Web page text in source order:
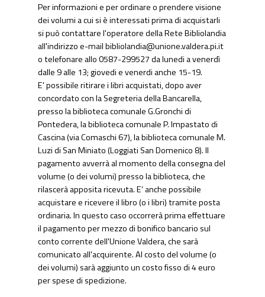
Per informazioni e per ordinare o prendere visione
dei volumi a cui si è interessati prima di acquistarli
si può contattare l'operatore della Rete Bibliolandia
all'indirizzo e-mailbibliolandia@unione.valdera.pi.it
o telefonare allo 0587-299527 da lunedi a venerdì
dalle 9 alle 13; giovedi e venerdi anche 15-19.
E' possibile ritirare i libri acquistati, dopo aver
concordato con la Segreteria della Bancarella,
presso la biblioteca comunale G.Gronchi di
Pontedera, la biblioteca comunale P. Impastato di
Cascina (via Comaschi 67), la biblioteca comunale M.
Luzi di San Miniato (Loggiati San Domenico 8). Il
pagamento avverrà al momento della consegna del
volume (o dei volumi) presso la biblioteca, che
rilascerà apposita ricevuta. E’ anche possibile
acquistare e ricevere il libro (o i libri) tramite posta
ordinaria. In questo caso occorrerà prima effettuare
il pagamento per mezzo di bonifico bancario sul
conto corrente dell'Unione Valdera, che sarà
comunicato all'acquirente. Al costo del volume (o
dei volumi) sarà aggiunto un costo fisso di 4 euro
per spese di spedizione.